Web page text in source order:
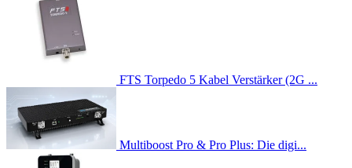
FTS Torpedo 5 Kabel Verstärker (2G ...
Multiboost Pro & Pro Plus: Die digi...